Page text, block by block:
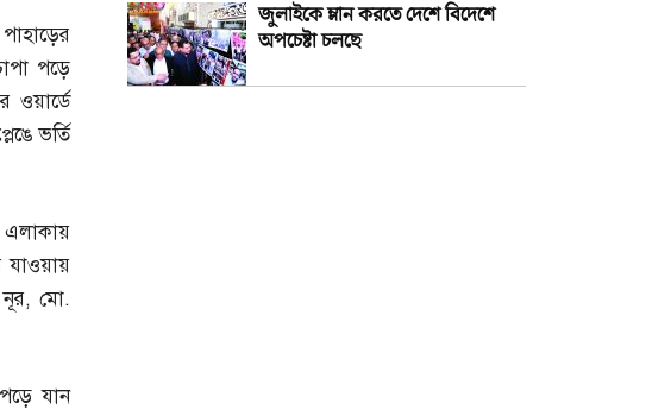
পড়ে
ভর্তি
এলাকায়
যাওয়ায়
,মো.
যান
জুলাইকে ম্লান করতে দেশে বিদেশে
অপচেষ্টা চলছে